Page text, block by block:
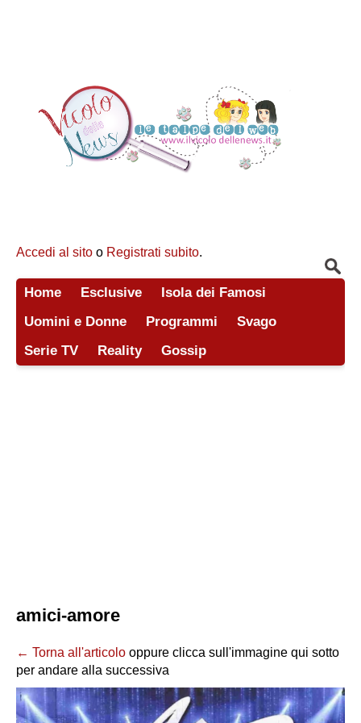
Accedi al sito o Registrati subito.
Home Esclusive
Isola dei Famosi
Uomini e Donne
Programmi
Svago
Serie TV
Reality Gossip
amici-amore
← Torna all'articolo oppure clicca sull'immagine qui sotto
per andare alla successiva